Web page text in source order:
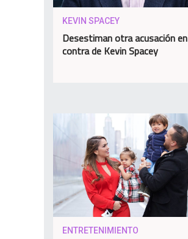
KEVIN SPACEY
Desestiman otra acusación en
contra de Kevin Spacey
ENTRETENIMIENTO